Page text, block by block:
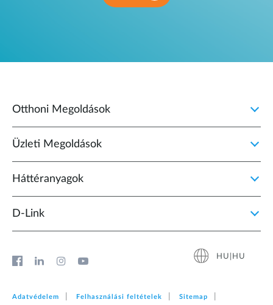
Otthoni Megoldások
Üzleti Megoldások
Háttéranyagok
D‑Link
HU|HU
Adatvédelem Felhasználási feltételek Sitemap